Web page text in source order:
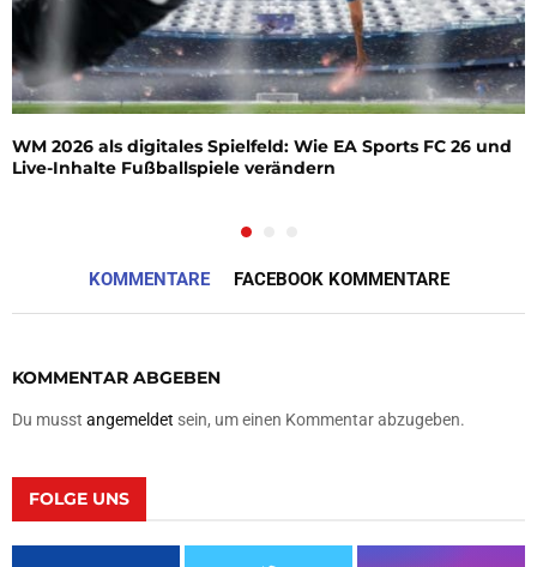
WM 2026 als digitales Spielfeld: Wie EA Sports FC 26 und
Live-Inhalte Fußballspiele verändern
KOMMENTARE FACEBOOK KOMMENTARE
KOMMENTAR ABGEBEN
Du musst angemeldet sein, um einen Kommentar abzugeben.
FOLGE UNS